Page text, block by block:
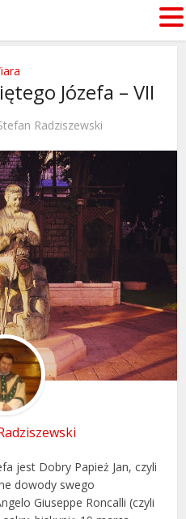
Józefa – VII
Radziszewski
jest Dobry Papież Jan, czyli
dowody swego
Giuseppe Roncalli (czyli